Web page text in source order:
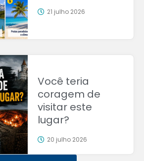
21 julho 2026
Você teria
coragem de
visitar este
lugar?
20 julho 2026